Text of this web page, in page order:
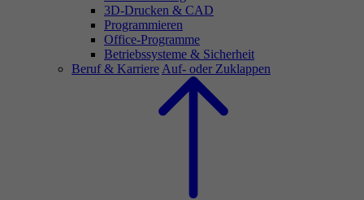
3D-Drucken & CAD
Programmieren
Office-Programme
Betriebssysteme & Sicherheit
Beruf & Karriere Auf- oder Zuklappen